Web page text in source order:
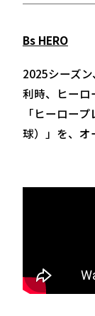
Bs HERO
2025シーズ
利時、ヒーロ
「ヒーロー
球）」を、オ